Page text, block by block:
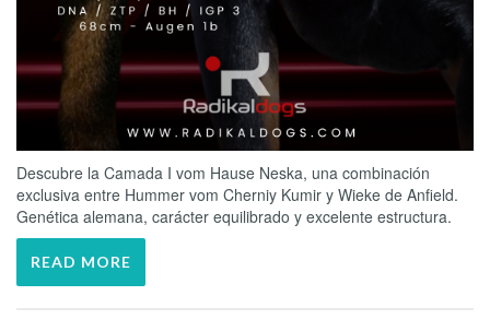
Descubre la Camada I vom Hause Neska, una combinación
exclusiva entre Hummer vom Cherniy Kumir y Wieke de Anfield.
Genética alemana, carácter equilibrado y excelente estructura.
READ MORE